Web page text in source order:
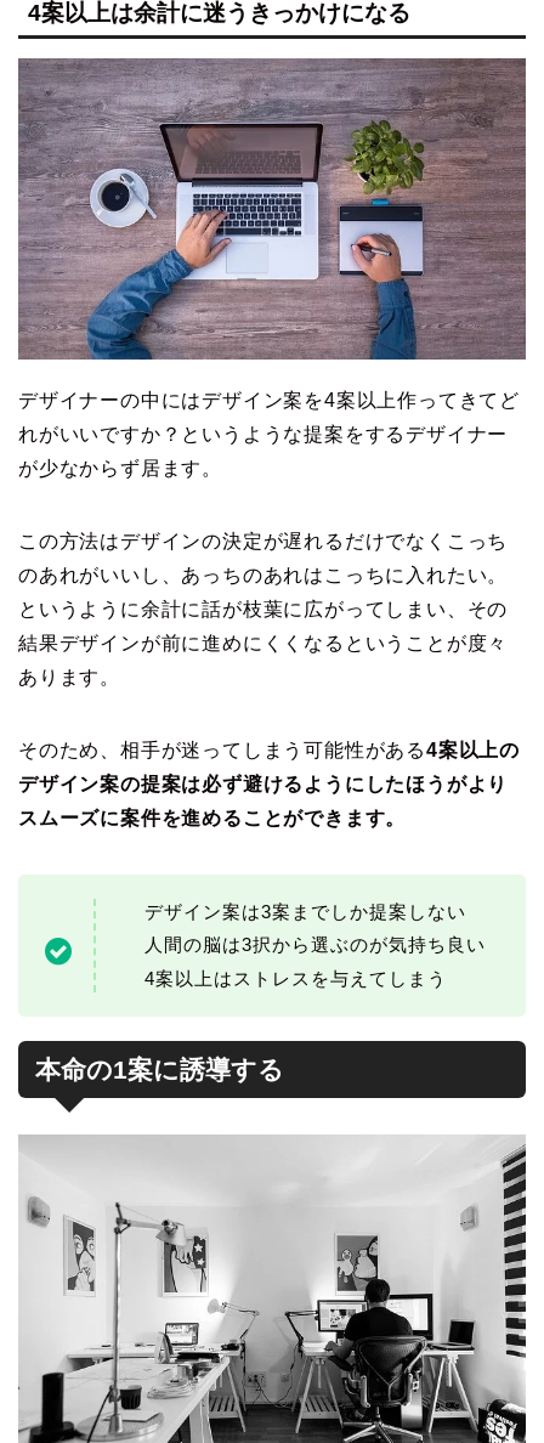
4案以上は余計に迷うきっかけになる
デザイナーの中にはデザイン案を4案以上作ってきてど
れがいいですか？というような提案をするデザイナー
が少なからず居ます。
この方法はデザインの決定が遅れるだけでなくこっち
のあれがいいし、あっちのあれはこっちに入れたい。
というように余計に話が枝葉に広がってしまい、その
結果デザインが前に進めにくくなるということが度々
あります。
そのため、相手が迷ってしまう可能性がある4案以上の
デザイン案の提案は必ず避けるようにしたほうがより
スムーズに案件を進めることができます。
デザイン案は3案までしか提案しない
人間の脳は3択から選ぶのが気持ち良い
4案以上はストレスを与えてしまう
本命の1案に誘導する